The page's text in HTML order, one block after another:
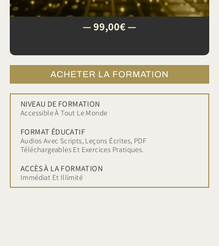
— 99,00€ —
ACHETER LA FORMATION
NIVEAU DE FORMATION
Accessible À Tout Le Monde
FORMAT ÉDUCATIF
Audios Avec Scripts, Leçons Écrites, PDF
Téléchargeables Et Exercices Pratiques.
ACCÈS À LA FORMATION
Immédiat Et Illimité